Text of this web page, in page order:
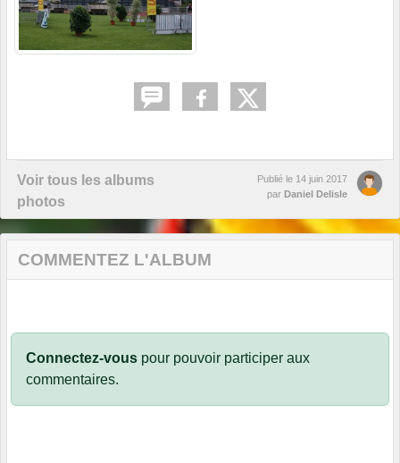
Voir tous les albums
photos
Publié le 14 juin 2017
par Daniel Delisle
COMMENTEZ L'ALBUM
Connectez-vous pour pouvoir participer aux
commentaires.